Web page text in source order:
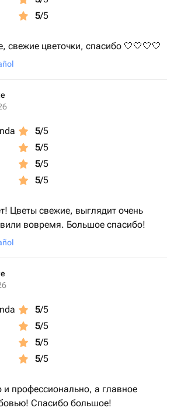
5/5
свежие цветочки, спасибо 🤍🤍🤍🤍
5/5
5/5
5/5
5/5
Цветы свежие, выглядит очень
вовремя. Большое спасибо!
5/5
5/5
5/5
5/5
и профессионально, а главное
Спасибо большое!